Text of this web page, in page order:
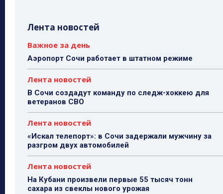
Лента новостей
Важное за день
Аэропорт Сочи работает в штатном режиме
Лента новостей
В Сочи создадут команду по следж-хоккею для
ветеранов СВО
Лента новостей
«Искал телепорт»: в Сочи задержали мужчину за
разгром двух автомобилей
Лента новостей
На Кубани произвели первые 55 тысяч тонн
сахара из свеклы нового урожая